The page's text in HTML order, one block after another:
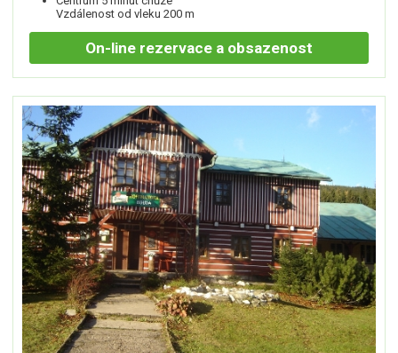
Vzdálenost od vleku 200 m
On-line rezervace a obsazenost